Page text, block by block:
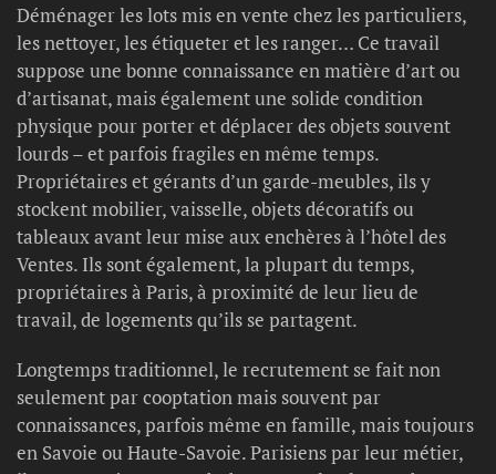
Déménager les lots mis en vente chez les particuliers,
les nettoyer, les étiqueter et les ranger… Ce travail
suppose une bonne connaissance en matière d’art ou
d’artisanat, mais également une solide condition
physique pour porter et déplacer des objets souvent
lourds – et parfois fragiles en même temps.
Propriétaires et gérants d’un garde-meubles, ils y
stockent mobilier, vaisselle, objets décoratifs ou
tableaux avant leur mise aux enchères à l’hôtel des
Ventes. Ils sont également, la plupart du temps,
propriétaires à Paris, à proximité de leur lieu de
travail, de logements qu’ils se partagent.
Longtemps traditionnel, le recrutement se fait non
seulement par cooptation mais souvent par
connaissances, parfois même en famille, mais toujours
en Savoie ou Haute-Savoie. Parisiens par leur métier,